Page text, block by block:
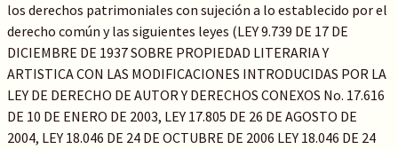
los derechos patrimoniales con sujeción a lo establecido por el
derecho común y las siguientes leyes (LEY 9.739 DE 17 DE
DICIEMBRE DE 1937 SOBRE PROPIEDAD LITERARIA Y
ARTISTICA CON LAS MODIFICACIONES INTRODUCIDAS POR LA
LEY DE DERECHO DE AUTOR Y DERECHOS CONEXOS No. 17.616
DE 10 DE ENERO DE 2003, LEY 17.805 DE 26 DE AGOSTO DE
2004, LEY 18.046 DE 24 DE OCTUBRE DE 2006 LEY 18.046 DE 24